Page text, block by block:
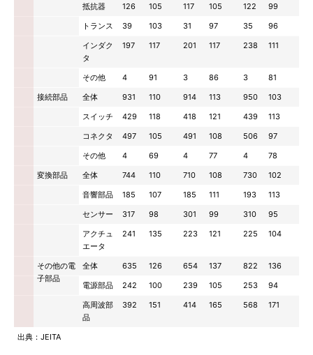
抵抗器 126 105 117 105 122
99
トランス
39 103 31 97 35
96
インダク
タ
197 117 201 117 238 111
その他 4 91 3 86 3
81
接続部品
全体 931 110 914 113 950
103
スイッチ
429 118 418 121 439
113
コネクタ
497 105 491 108 506
97
その他
4 69 4 77 4
78
変換部品
全体 744 110 710 108 730
102
音響部品
185 107 185 111 193
113
センサー
317 98 301 99 310
95
アクチュ
エータ
241 135 223 121 225 104
その他の電
子部品
全体 635 126 654 137 822
136
電源部品
242 100 239 105 253
94
高周波部
品
392 151 414 165 568 171
出典：JEITA